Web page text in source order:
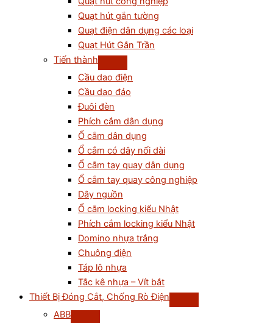
Quạt hút gắn tường
Quạt điện dân dụng các loại
Quạt Hút Gắn Trần
Tiến thành
Cầu dao điện
Cầu dao đảo
Đuôi đèn
Phích cắm dân dụng
Ổ cắm dân dụng
Ổ cắm có dây nối dài
Ổ cắm tay quay dân dụng
Ổ cắm tay quay công nghiệp
Dây nguồn
Ổ cắm locking kiểu Nhật
Phích cắm locking kiểu Nhật
Domino nhựa trắng
Chuông điện
Táp lô nhựa
Tắc kê nhựa – Vít bắt
Thiết Bị Đóng Cắt, Chống Rò Điện
ABB